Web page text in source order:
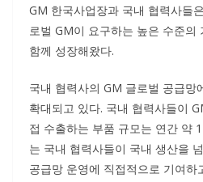
GM 한국사업장과 국내 협력사들
로벌 GM이 요구하는 높은 수준의
함께 성장해왔다.
국내 협력사의 GM 글로벌 공급망
확대되고 있다. 국내 협력사들이
접 수출하는 부품 규모는 연간 약
는 국내 협력사들이 국내 생산을
공급망 운영에 직접적으로 기여하